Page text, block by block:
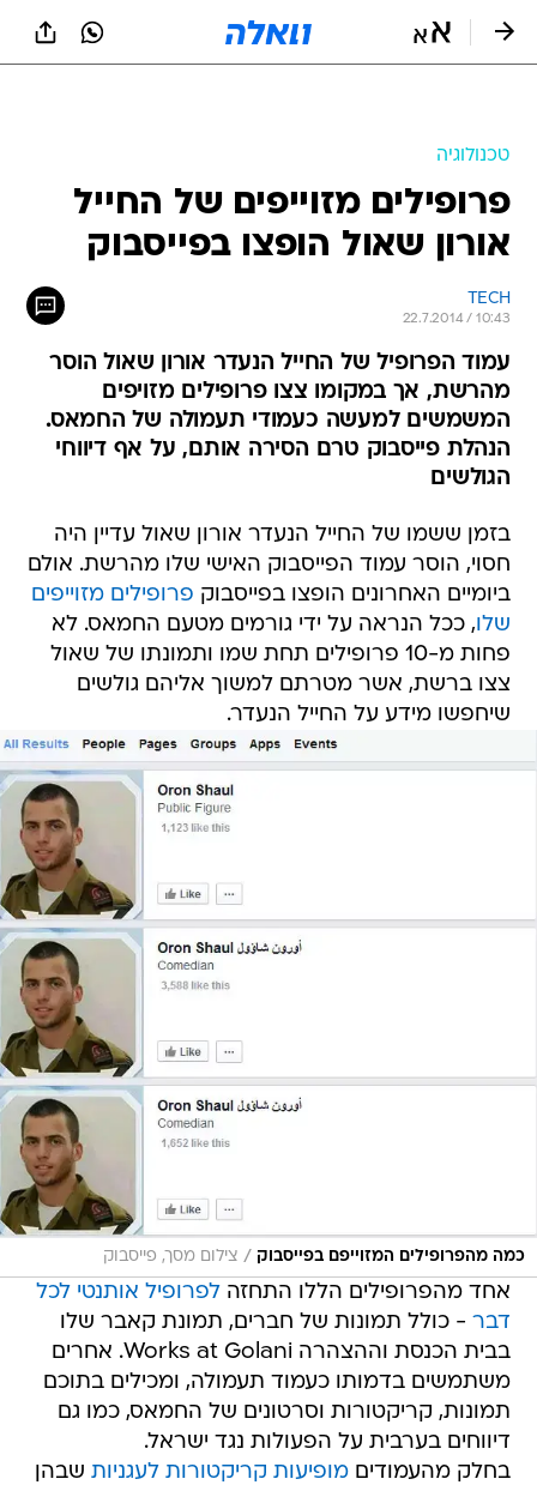
טכנולוגיה
פרופילים מזוייפים של החייל
אורון שאול הופצו בפייסבוק
TECH
22.7.2014 / 10:43
עמוד הפרופיל של החייל הנעדר אורון שאול הוסר
מהרשת, אך במקומו צצו פרופילים מזויפים
המשמשים למעשה כעמודי תעמולה של החמאס.
הנהלת פייסבוק טרם הסירה אותם, על אף דיווחי
הגולשים
בזמן ששמו של החייל הנעדר אורון שאול עדיין היה
חסוי, הוסר עמוד הפייסבוק האישי שלו מהרשת. אולם
ביומיים האחרונים הופצו בפייסבוק פרופילים מזוייפים
שלו, ככל הנראה על ידי גורמים מטעם החמאס. לא
פחות מ-10 פרופילים תחת שמו ותמונתו של שאול
צצו ברשת, אשר מטרתם למשוך אליהם גולשים
שיחפשו מידע על החייל הנעדר.
כמה מהפרופילים המזוייפם בפייסבוק / צילום מסך, פייסבוק
אחד מהפרופילים הללו התחזהלפרופיל אותנטי לכל
דבר - כולל תמונות של חברים, תמונת קאבר שלו
בבית הכנסת וההצהרה Works at Golani. אחרים
משתמשים בדמותו כעמוד תעמולה, ומכילים בתוכם
תמונות, קריקטורות וסרטונים של החמאס, כמו גם
דיווחים בערבית על הפעולות נגד ישראל.
בחלק מהעמודיםמופיעות קריקטורות לעגניות שבהן